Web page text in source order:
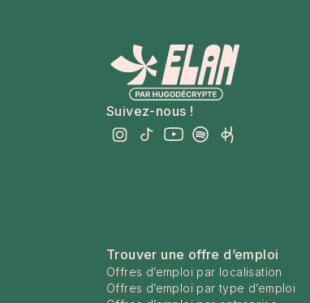
Suivez-nous !
Trouver une offre d’emploi
Offres d’emploi par localisation
Offres d’emploi par type d’emploi